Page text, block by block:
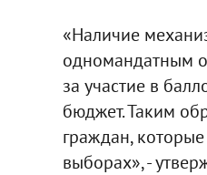
«Наличие
одномандатным
за участие в
бюджет. Таким
граждан,
выборах», -